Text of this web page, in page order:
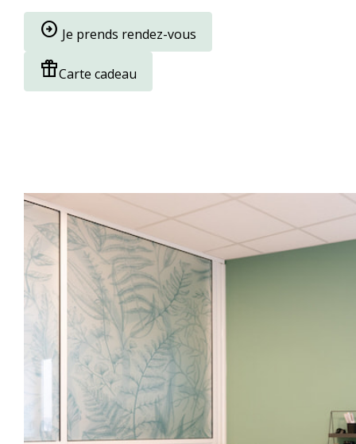
arrow_circle_right Je prends rendez-vous
featured_seasonal_and_giftsCarte cadeau